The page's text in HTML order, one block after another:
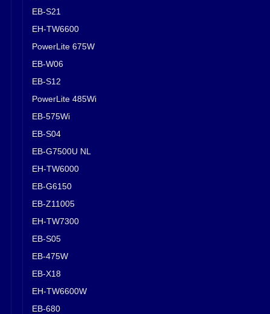
EB-S21
EH-TW6600
PowerLite 675W
EB-W06
EB-S12
PowerLite 485Wi
EB-575Wi
EB-S04
EB-G7500U NL
EH-TW6000
EB-G6150
EB-Z11005
EH-TW7300
EB-S05
EB-475W
EB-X18
EH-TW6600W
EB-680